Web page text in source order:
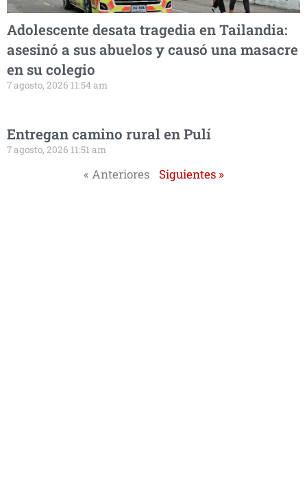
Adolescente desata tragedia en Tailandia:
asesinó a sus abuelos y causó una masacre
en su colegio
7 agosto, 2026 11:54 am
Entregan camino rural en Pulí
7 agosto, 2026 11:51 am
« Anteriores Siguientes »